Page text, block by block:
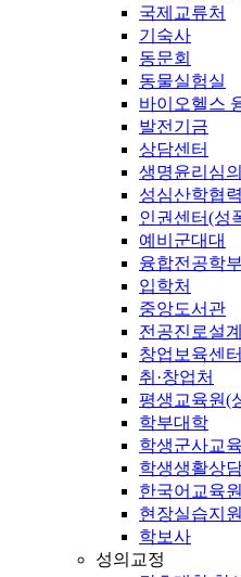
국제교류처
기숙사
동문회
동물실험실
바이오헬스
발전기금
상담센터
생명윤리심
성심산학협
인권센터(성
예비군대대
융합전공학부
입학처
중앙도서관
전공진로설
창업보육센터
취·창업처
평생교육원(
학부대학
학생군사교
학생생활상
한국어교육원
현장실습지
학보사
성의교정